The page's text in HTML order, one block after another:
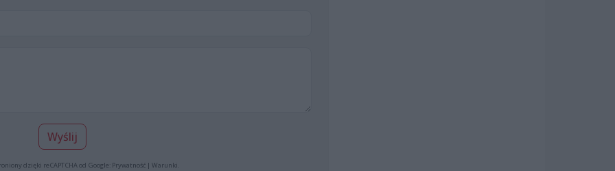
Wyślij
dzięki reCAPTCHA od Google: Prywatność| Warunki